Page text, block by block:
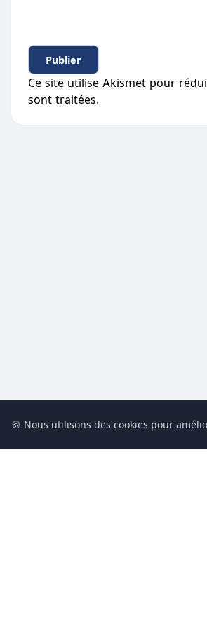
Ce site utilise Akismet pour
sont traitées.
🍪 Nous utilisons des cookies pour